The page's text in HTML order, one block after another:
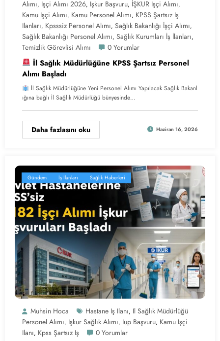
Alımı, Işçi Alımı 2026, Işkur Başvuru, İŞKUR Işçi Alımı,
Kamu Işçi Alımı, Kamu Personel Alımı, KPSS Şartsız Iş
Ilanları, Kpsssiz Personel Alımı, Sağlık Bakanlığı İşçi Alımı,
Sağlık Bakanlığı Personel Alımı, Sağlık Kurumları İş İlanları,
Temizlik Görevlisi Alımı 0 Yorumlar
İl Sağlık Müdürlüğüne KPSS Şartsız Personel
Alımı Başladı
İl Sağlık Müdürlüğüne Yeni Personel Alımı Yapılacak Sağlık Bakanl
ığına bağlı İl Sağlık Müdürlüğü bünyesinde…
Daha fazlasını oku Haziran 16, 2026
Gündem İş İlanları Sağlık Haberleri
Muhsin Hoca Hastane Iş Ilanı, Il Sağlık Müdürlüğü
Personel Alımı, Işkur Sağlık Alımı, Iup Başvuru, Kamu Işçi
Ilanı, Kpss Şartsız Iş 0 Yorumlar